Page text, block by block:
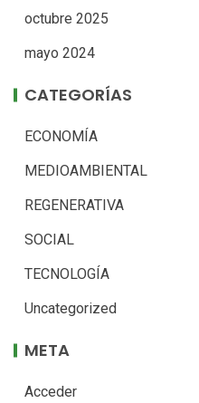
octubre 2025
mayo 2024
CATEGORÍAS
ECONOMÍA
MEDIOAMBIENTAL
REGENERATIVA
SOCIAL
TECNOLOGÍA
Uncategorized
META
Acceder